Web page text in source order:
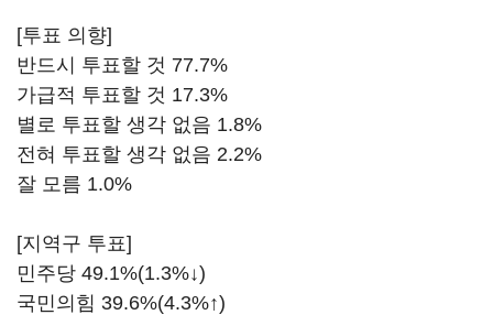
[투표 의향]
반드시 투표할 것 77.7%
가급적 투표할 것 17.3%
별로 투표할 생각 없음 1.8%
전혀 투표할 생각 없음 2.2%
잘 모름 1.0%
[지역구 투표]
민주당 49.1%(1.3%↓)
국민의힘 39.6%(4.3%↑)